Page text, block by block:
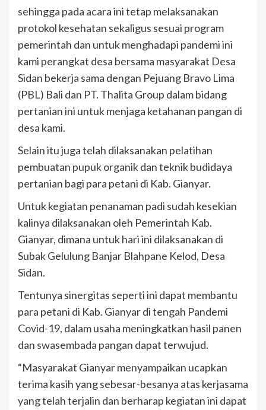
sehingga pada acara ini tetap melaksanakan
protokol kesehatan sekaligus sesuai program
pemerintah dan untuk menghadapi pandemi ini
kami perangkat desa bersama masyarakat Desa
Sidan bekerja sama dengan Pejuang Bravo Lima
(PBL) Bali dan PT. Thalita Group dalam bidang
pertanian ini untuk menjaga ketahanan pangan di
desa kami.
Selain itu juga telah dilaksanakan pelatihan
pembuatan pupuk organik dan teknik budidaya
pertanian bagi para petani di Kab. Gianyar.
Untuk kegiatan penanaman padi sudah kesekian
kalinya dilaksanakan oleh Pemerintah Kab.
Gianyar, dimana untuk hari ini dilaksanakan di
Subak Gelulung Banjar Blahpane Kelod, Desa
Sidan.
Tentunya sinergitas seperti ini dapat membantu
para petani di Kab. Gianyar di tengah Pandemi
Covid-19, dalam usaha meningkatkan hasil panen
dan swasembada pangan dapat terwujud.
“Masyarakat Gianyar menyampaikan ucapkan
terima kasih yang sebesar-besanya atas kerjasama
yang telah terjalin dan berharap kegiatan ini dapat